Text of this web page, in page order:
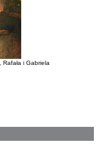
Rafała i Gabriela